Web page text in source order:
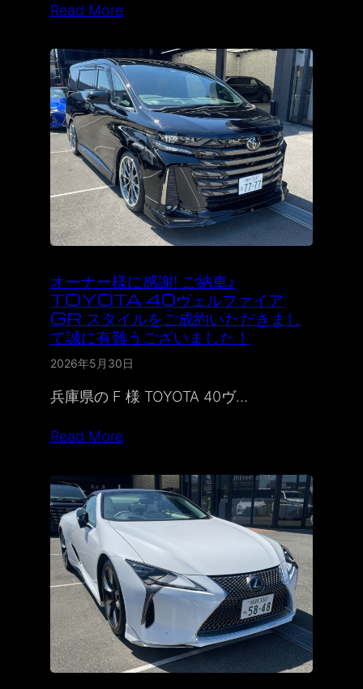
Read More
オーナー様に感謝! ご納車♪
TOYOTA 40ヴェルファイア
GR スタイルをご成約いただきまし
て誠に有難うございました！
2026年5月30日
兵庫県の F 様 TOYOTA 40ヴ…
Read More